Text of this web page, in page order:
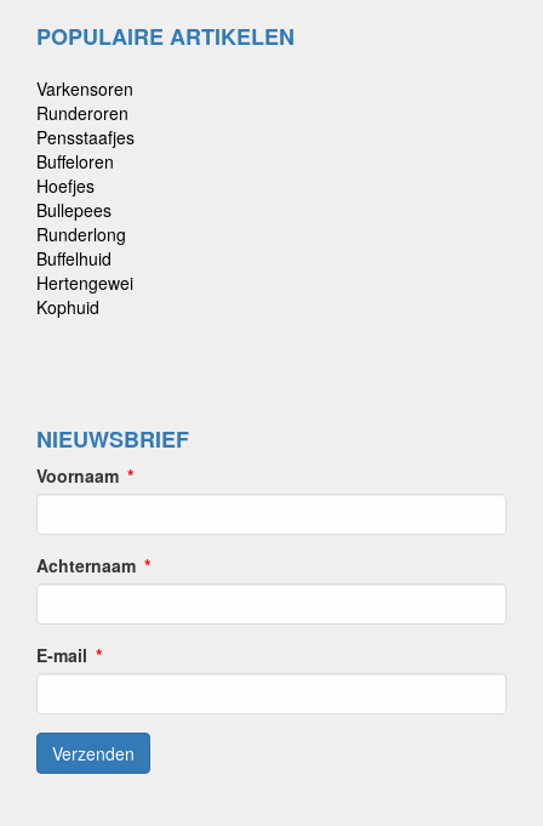
POPULAIRE ARTIKELEN
Varkensoren
Runderoren
Pensstaafjes
Buffeloren
Hoefjes
Bullepees
Runderlong
Buffelhuid
Hertengewei
Kophuid
NIEUWSBRIEF
Voornaam
Achternaam
E-mail